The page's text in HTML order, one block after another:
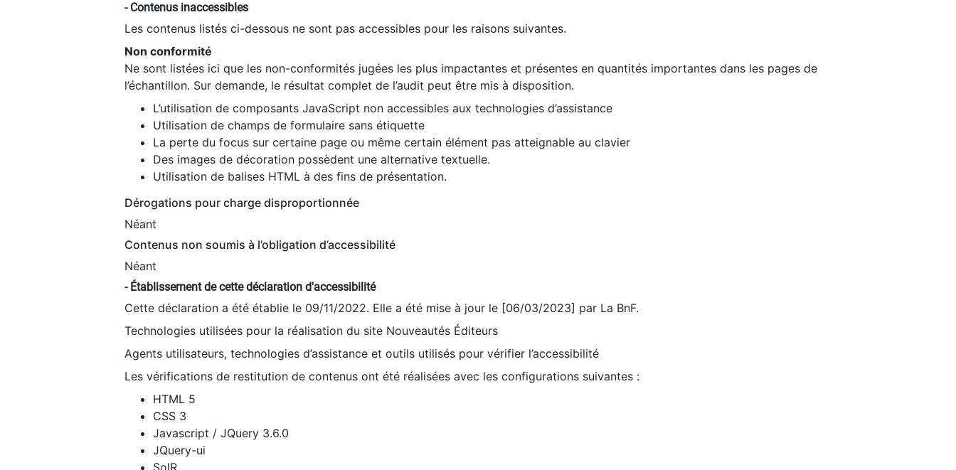
- Contenus inaccessibles
Les contenus listés ci-dessous ne sont pas accessibles pour les raisons suivantes.
Non conformité
Ne sont listées ici que les non-conformités jugées les plus impactantes et présentes en quantités importantes dans les pages de
l’échantillon. Sur demande, le résultat complet de l’audit peut être mis à disposition.
L’utilisation de composants JavaScript non accessibles aux technologies d’assistance
Utilisation de champs de formulaire sans étiquette
La perte du focus sur certaine page ou même certain élément pas atteignable au clavier
Des images de décoration possèdent une alternative textuelle.
Utilisation de balises HTML à des fins de présentation.
Dérogations pour charge disproportionnée
Néant
Contenus non soumis à l’obligation d’accessibilité
Néant
- Établissement de cette déclaration d'accessibilité
Cette déclaration a été établie le 09/11/2022. Elle a été mise à jour le [06/03/2023] par La BnF.
Technologies utilisées pour la réalisation du site Nouveautés Éditeurs
Agents utilisateurs, technologies d’assistance et outils utilisés pour vérifier l’accessibilité
Les vérifications de restitution de contenus ont été réalisées avec les configurations suivantes :
HTML 5
CSS 3
Javascript / JQuery 3.6.0
JQuery-ui
SolR